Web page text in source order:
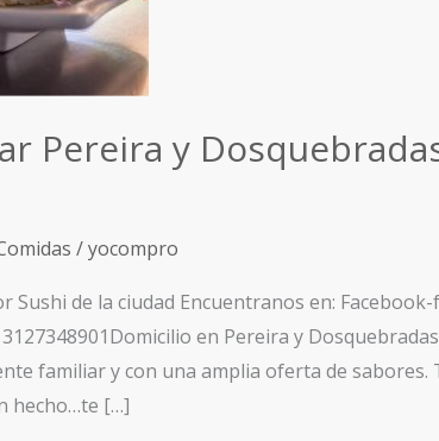
Pereira y
/yocompro
Sushi de la ciudad Encuentranos en:
en Pereira y
familiar y con una amplia oferta de sabores.
hecho…te […]